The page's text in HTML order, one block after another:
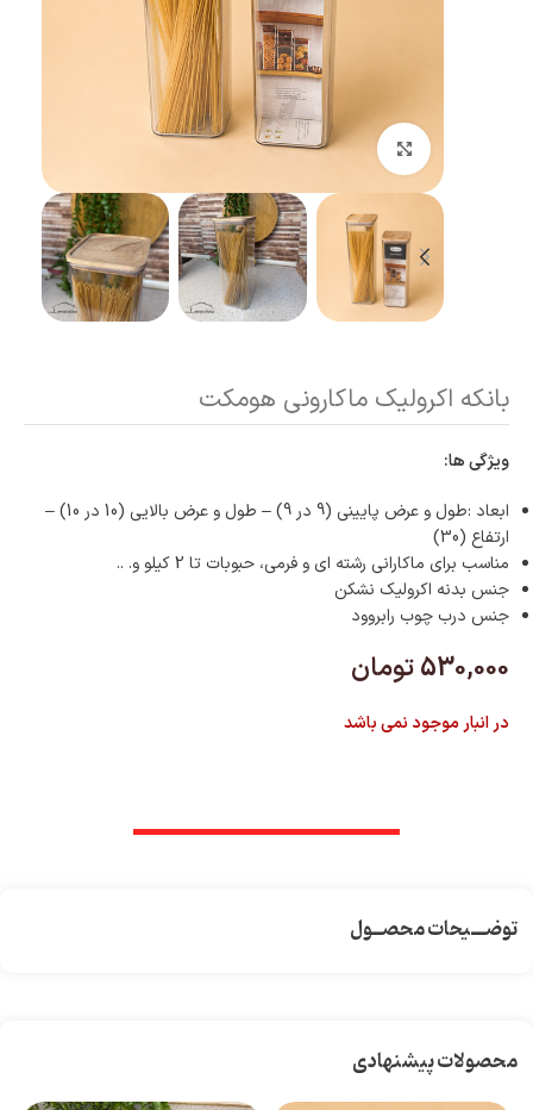
بزرگنمایی تصویر
بانکه اکرولیک ماکارونی هومکت
ویژگی ها:
ابعاد :طول و عرض پایینی (9 در 9) – طول و عرض بالایی (10 در 10) –
ارتفاع (30)
مناسب برای ماکارانی رشته ای و فرمی، حبوبات تا 2 کیلو و. ..
جنس بدنه اکرولیک نشکن
جنس درب چوب رابروود
530,000تومان
در انبار موجود نمی باشد
توضـــیحات محصــول
محصولات پیشنهادی